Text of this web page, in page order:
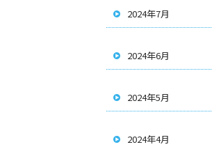
2024年7月
2024年6月
2024年5月
2024年4月